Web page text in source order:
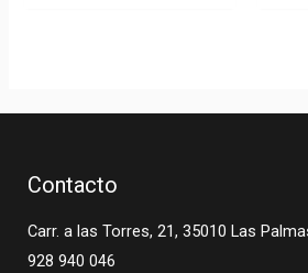
Contacto
Carr. a las Torres, 21, 35010 Las
928 940 046